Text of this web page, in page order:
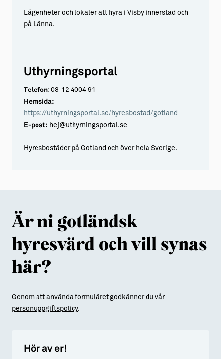
Lägenheter och lokaler att hyra i Visby innerstad och
på Länna.
Uthyrningsportal
Telefon: 08-12 4004 91
Hemsida:
https://uthyrningsportal.se/hyresbostad/gotland
E-post: hej@uthyrningsportal.se
Hyresbostäder på Gotland och över hela Sverige.
Är ni gotländsk
hyresvärd och vill synas
här?
Genom att använda formuläret godkänner du vår
personuppgiftspolicy.
Hör av er!